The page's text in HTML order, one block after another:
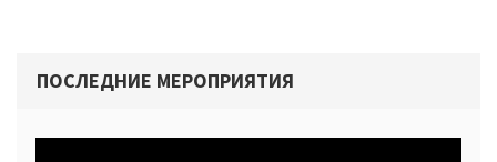
ПОСЛЕДНИЕ МЕРОПРИЯТИЯ